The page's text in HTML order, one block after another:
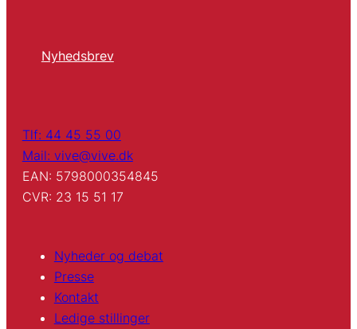
Nyhedsbrev
Tlf: 44 45 55 00
Mail: vive@vive.dk
EAN: 5798000354845
CVR: 23 15 51 17
Nyheder og debat
Presse
Kontakt
Ledige stillinger